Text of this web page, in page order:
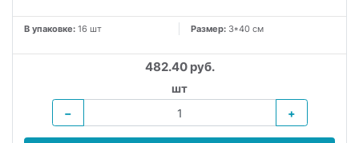
В упаковке: 16 шт Размер: 3*40 см
482.40 руб.
шт
−
+